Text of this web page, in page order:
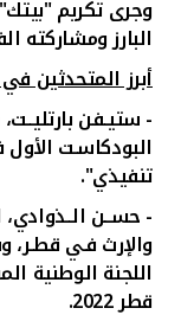
وجرى تكريم
البارز ومشاركته
أبرز المتحدثين
-ستيـفن
البودكاسـت
تنفيذي".
-حســن الــذوادي،
والإرث فـي قطـر،
اللجنة الوطنية
قطر 2022
.